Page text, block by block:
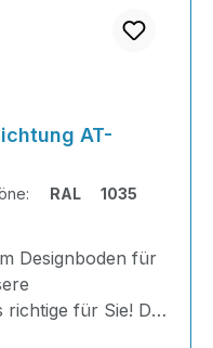
AT-
RAL 1035
Designboden für
richtige für Sie! Der